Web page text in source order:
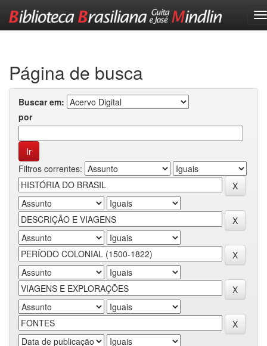
Página de busca
Buscar em:
por
Filtros correntes: